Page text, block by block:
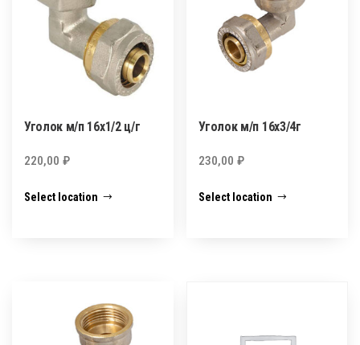
Уголок м/п 16х1/2 ц/г
220,00 ₽
Select location
Уголок м/п 16х3/4г
230,00₽
Select location